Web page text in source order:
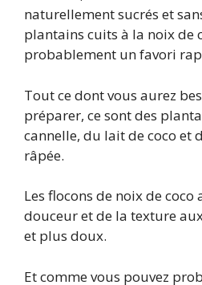
naturellement sucrés et
plantains cuits à la noix de
probablement un favori
Tout ce dont vous aurez
préparer, ce sont des
cannelle, du lait de coco et
râpée.
Les flocons de noix de
douceur et de la texture
et plus doux.
Et comme vous pouvez